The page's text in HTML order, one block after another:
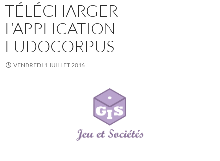
TÉLÉCHARGER
L’APPLICATION
LUDOCORPUS
VENDREDI 1 JUILLET 2016